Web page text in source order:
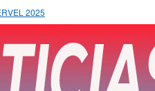
2025